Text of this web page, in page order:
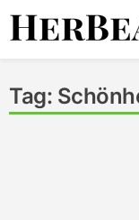
Skip
Tag: